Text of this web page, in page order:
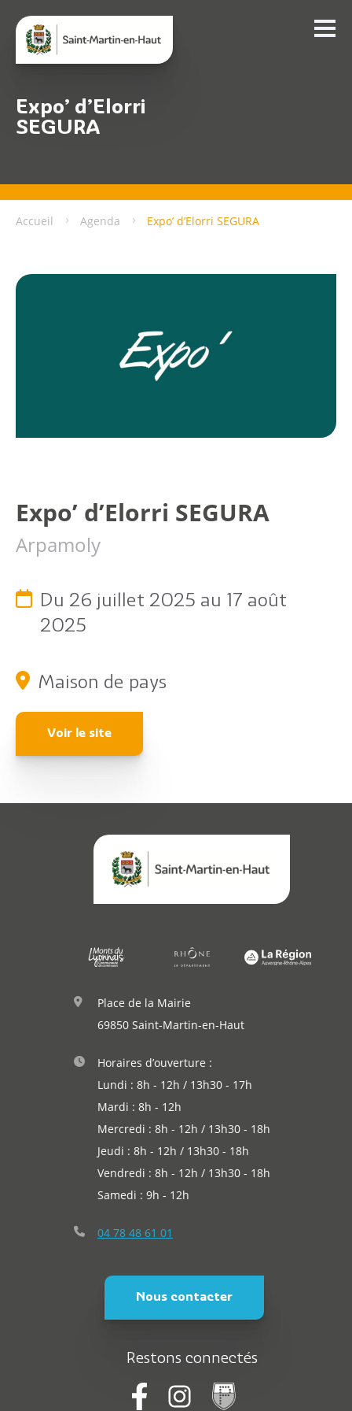
Expo’ d’Elorri
SEGURA
Accueil Agenda Expo’ d’Elorri SEGURA
Expo’ d’Elorri SEGURA
Arpamoly
Du 26 juillet 2025 au 17 août
2025
Maison de pays
Voir le site
Place de la Mairie
69850 Saint-Martin-en-Haut
Horaires d’ouverture :
Lundi : 8h - 12h / 13h30 - 17h
Mardi : 8h - 12h
Mercredi : 8h - 12h / 13h30 - 18h
Jeudi : 8h - 12h / 13h30 - 18h
Vendredi : 8h - 12h / 13h30 - 18h
Samedi : 9h - 12h
04 78 48 61 01
Nous contacter
Restons connectés
Annuaire
Agenda
Actualités